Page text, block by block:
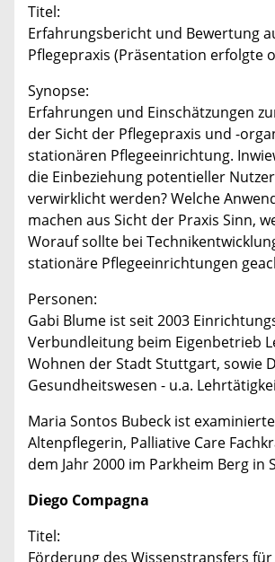
Titel:
Erfahrungsbericht und Bewertung
Pflegepraxis (Präsentation erfolgte
Synopse:
Erfahrungen und Einschätzungen
der Sicht der Pflegepraxis und -
stationären Pflegeeinrichtung.
die Einbeziehung potentieller
verwirklicht werden? Welche
machen aus Sicht der Praxis Sinn,
Worauf sollte bei
stationäre Pflegeeinrichtungen
Personen:
Gabi Blume ist seit 2003
Verbundleitung beim Eigenbetrieb
Wohnen der Stadt Stuttgart, sowie
Gesundheitswesen - u.a.
Maria Sontos Bubeck ist examinierte
Altenpflegerin, Palliative Care
dem Jahr 2000 im Parkheim Berg in
Diego Compagna
Titel:
Förderung des Wissenstransfers